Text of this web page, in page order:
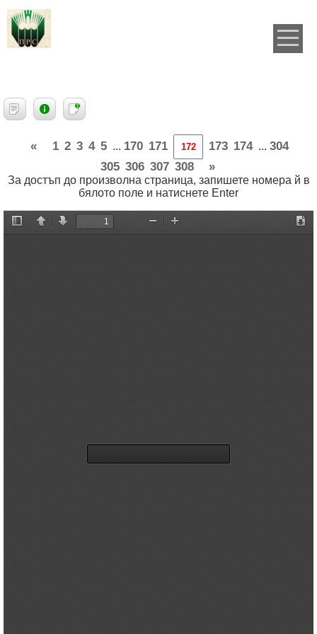
« 1 2 3 4 5 ... 170 171 173 174 ... 304
305 306 307 308 »
За достъп до произволна страница, запишете номера й в
бялото поле и натиснете Enter